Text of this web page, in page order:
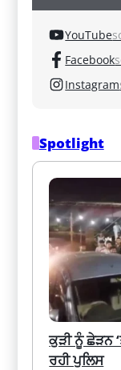
YouTube
Facebook
Instagram
Spotlight
ਕੁੜੀ ਨੂੰ ਛੇੜਨ
ਰਹੀ ਪੁਲਿਸ